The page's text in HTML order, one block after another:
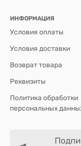
ИНФОРМАЦИЯ
Условия оплаты
Условия доставки
Возврат товара
Реквизиты
Политика обработки
персональных